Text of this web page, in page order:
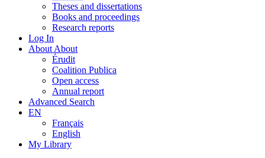
Theses and dissertations
Books and proceedings
Research reports
Log In
About About
Érudit
Coalition Publica
Open access
Annual report
Advanced Search
EN
Français
English
My Library